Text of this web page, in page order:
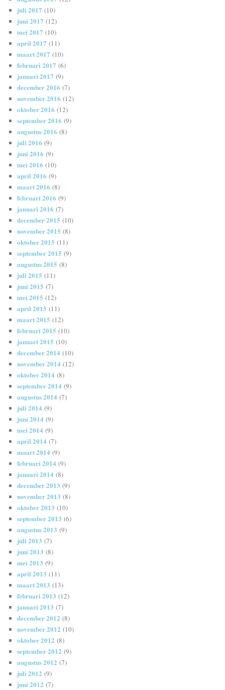
juli 2017 (10)
juni 2017 (12)
mei 2017 (10)
april 2017 (11)
maart 2017 (10)
februari 2017 (6)
januari 2017 (9)
december 2016 (7)
november 2016 (12)
oktober 2016 (12)
september 2016 (9)
augustus 2016 (8)
juli 2016 (9)
juni 2016 (9)
mei 2016 (10)
april 2016 (9)
maart 2016 (8)
februari 2016 (9)
januari 2016 (7)
december 2015 (10)
november 2015 (8)
oktober 2015 (11)
september 2015 (9)
augustus 2015 (8)
juli 2015 (11)
juni 2015 (7)
mei 2015 (12)
april 2015 (11)
maart 2015 (12)
februari 2015 (10)
januari 2015 (10)
december 2014 (10)
november 2014 (12)
oktober 2014 (8)
september 2014 (9)
augustus 2014 (7)
juli 2014 (9)
juni 2014 (9)
mei 2014 (9)
april 2014 (7)
maart 2014 (9)
februari 2014 (9)
januari 2014 (8)
december 2013 (9)
november 2013 (8)
oktober 2013 (10)
september 2013 (6)
augustus 2013 (9)
juli 2013 (7)
juni 2013 (8)
mei 2013 (9)
april 2013 (11)
maart 2013 (13)
februari 2013 (12)
januari 2013 (7)
december 2012 (8)
november 2012 (10)
oktober 2012 (8)
september 2012 (9)
augustus 2012 (7)
juli 2012 (9)
juni 2012 (7)